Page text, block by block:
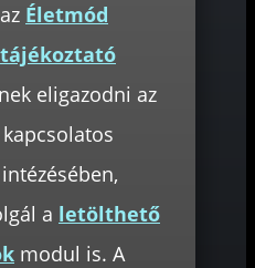
Életmód
tájékoztató
eligazodni az
a letölthető
modul is. A